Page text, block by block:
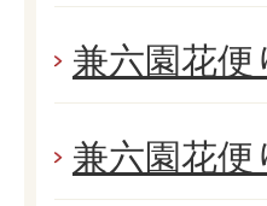
兼六園花
兼六園花